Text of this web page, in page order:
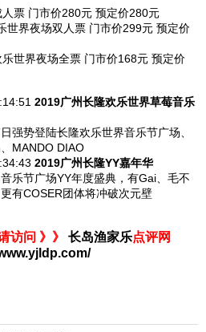
票 门市价280元 预定价280元
世界夜场双人票 门市价299元 预定价
世界夜场全票 门市价168元 预定价
2019广州长隆欢乐世界草莓音乐
强势登陆长隆欢乐世界音乐节广场、
MANDO DIAO
2019广州长隆YY嘉年华
乐节广场YY年度盛典，有Gai、毛不
有COSER团体将冲破次元壁
访问 》》 长岛渔家乐点评网